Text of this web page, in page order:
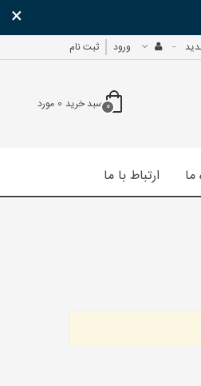
×
ورود ثبت نام
0سبد خرید 0 مورد
ما ارتباط با ما